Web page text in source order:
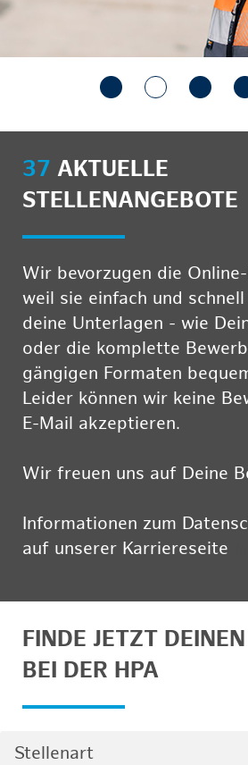
37 AKTUELLE
STELLENANGEBOTE
Wir bevorzugen die
weil sie einfach und
deine Unterlagen - wie
oder die komplette
gängigen Formaten
Leider können wir keine
E-Mail akzeptieren.
Wir freuen uns auf Deine
Informationen zum
auf unserer Karriereseite
FINDE JETZT
BEI DER HPA
Stellenart